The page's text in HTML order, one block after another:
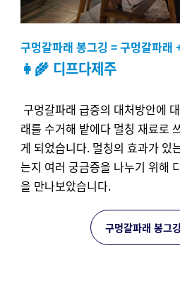
구멍갈파래 봉그깅 = 구멍갈파래
👩‍🌾 디프다제주
구멍갈파래 급증의 대처방안에
래를 수거해 밭에다 멀칭 재료로
게 되었습니다. 멀칭의 효과가 있
는지 여러 궁금증을 나누기 위해
을 만나보았습니다.
구멍갈파래 봉그